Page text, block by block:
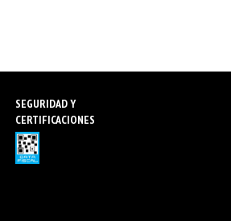
SEGURIDAD Y
CERTIFICACIONES